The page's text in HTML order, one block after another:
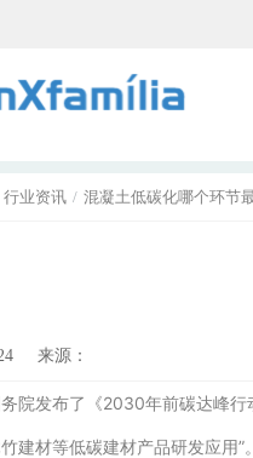
行业资讯 混凝土低碳化哪个环节
来源：
院发布了《2030年前碳达峰行
建材等低碳建材产品研发应用